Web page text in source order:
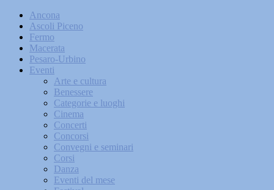
Ancona
Ascoli Piceno
Fermo
Macerata
Pesaro-Urbino
Eventi
Arte e cultura
Benessere
Categorie e luoghi
Cinema
Concerti
Concorsi
Convegni e seminari
Corsi
Danza
Eventi del mese